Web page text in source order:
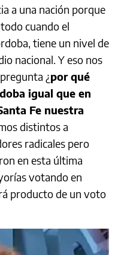
a una nación porque
todo cuando el
tiene un nivel de
nacional. Y eso nos
¿por qué
igual que en
Fe nuestra
distintos a
radicales pero
en esta última
votando en
producto de un voto